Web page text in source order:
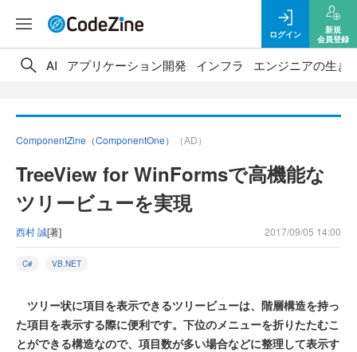
ログイン
新規
会員登録
AI アプリケーション開発 インフラ エンジニアの生き
ComponentZine（ComponentOne） （AD）
TreeView for WinFormsで高機能な
ツリービューを実現
西村 誠[著] 2017/09/05 14:00
C# VB.NET
ツリー状に項目を表示できるツリービューは、階層構造を持っ
た項目を表示する際に便利です。下位のメニューを折りたたむこ
とができる構造なので、項目数が多い場合などに整理して表示す